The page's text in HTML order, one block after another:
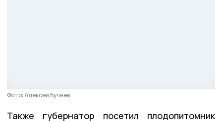
Фото: Алексей Бучнев
Также губернатор посетил плодопитомник